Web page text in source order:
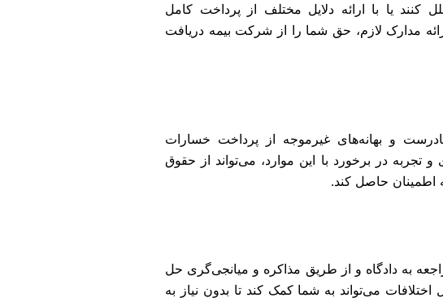
یا با ارائه دلایل مختلف از پرداخت کامل
مدارک لازم، حق شما را از شرکت بیمه دریافت
و بهانه‌های غیرموجه از پرداخت خسارات
تجربه در برخورد با این موارد، می‌تواند از حقوق
حاصل کند.
به دادگاه و از طریق مذاکره و میانجی‌گری حل
می‌تواند به شما کمک کند تا بدون نیاز به